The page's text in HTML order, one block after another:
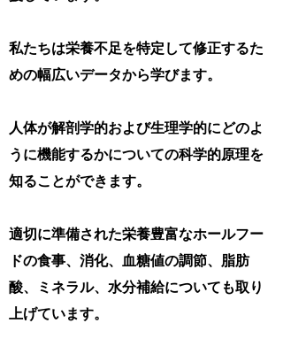
私たちは栄養不足を特定して修正するた
めの幅広いデータから学びます。
人体が解剖学的および生理学的にどのよ
うに機能するかについての科学的原理を
知ることができます。
適切に準備された栄養豊富なホールフー
ドの食事、消化、血糖値の調節、脂肪
酸、ミネラル、水分補給についても取り
上げています。